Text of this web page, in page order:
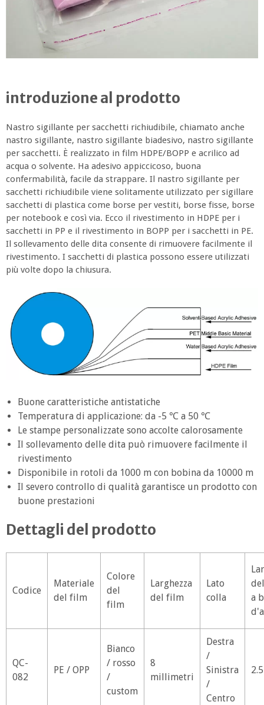
introduzione al prodotto
Nastro sigillante per sacchetti richiudibile, chiamato anche
nastro sigillante, nastro sigillante biadesivo, nastro sigillante
per sacchetti. È realizzato in film HDPE/BOPP e acrilico ad
acqua o solvente. Ha adesivo appiccicoso, buona
confermabilità, facile da strappare. Il nastro sigillante per
sacchetti richiudibile viene solitamente utilizzato per sigillare
sacchetti di plastica come borse per vestiti, borse fisse, borse
per notebook e così via. Ecco il rivestimento in HDPE per i
sacchetti in PP e il rivestimento in BOPP per i sacchetti in PE.
Il sollevamento delle dita consente di rimuovere facilmente il
rivestimento. I sacchetti di plastica possono essere utilizzati
più volte dopo la chiusura.
Buone caratteristiche antistatiche
Temperatura di applicazione: da -5 ℃ a 50 ℃
Le stampe personalizzate sono accolte calorosamente
Il sollevamento delle dita può rimuovere facilmente il
rivestimento
Disponibile in rotoli da 1000 m con bobina da 10000 m
Il severo controllo di qualità garantisce un prodotto con
buone prestazioni
Dettagli del prodotto
Codice
Materiale
del film
Colore
del
film
Larghezza
del film
Lato
colla
a
QC-
082
PE / OPP
Bianco
/ rosso
/
custom
8
millimetri
Destra
/
Sinistra
/
Centro
2.5